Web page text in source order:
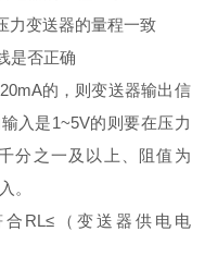
力变送器的量程一致
是否正确
的，则变送器输出信
入是1~5V的则要在压力
分之一及以上、阻值为
。
RL≤（变送器供电电